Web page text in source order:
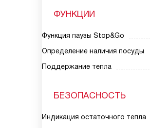
ФУНКЦИИ
Функция паузы Stop&Go
Определение наличия посуды
Поддержание тепла
БЕЗОПАСНОСТЬ
Индикация остаточного тепла